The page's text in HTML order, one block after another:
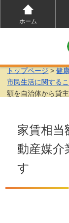
ホーム
トップページ >健
市民生活に関する
額を自治体から貸
家賃相当
動産媒介
す